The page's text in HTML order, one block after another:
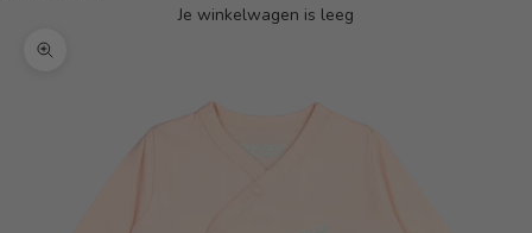
Je winkelwagen is leeg
In-/uitzoomen